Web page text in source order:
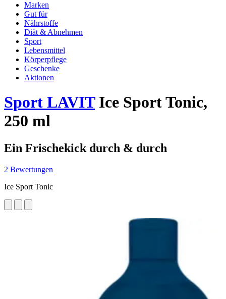
Marken
Gut für
Nährstoffe
Diät & Abnehmen
Sport
Lebensmittel
Körperpflege
Geschenke
Aktionen
Sport LAVITIce Sport Tonic,
250 ml
Ein Frischekick durch & durch
2 Bewertungen
Ice Sport Tonic